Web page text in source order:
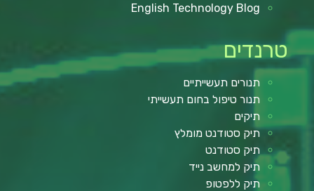
English Technology Blog
טרנדים
תנורים תעשייתיים
תנור טיפול בחום תעשייתי
תיקים
תיק סטודנט מומלץ
תיק סטודנט
תיק למחשב נייד
תיק ללפטופ